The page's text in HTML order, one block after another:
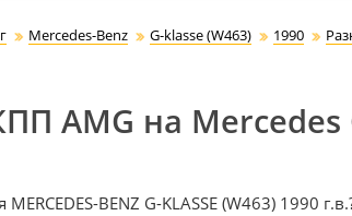
директору
Mercedes-Benz G-klasse (W463) 1990
AMG на Mercedes
BENZ G-KLASSE (W463) 1990